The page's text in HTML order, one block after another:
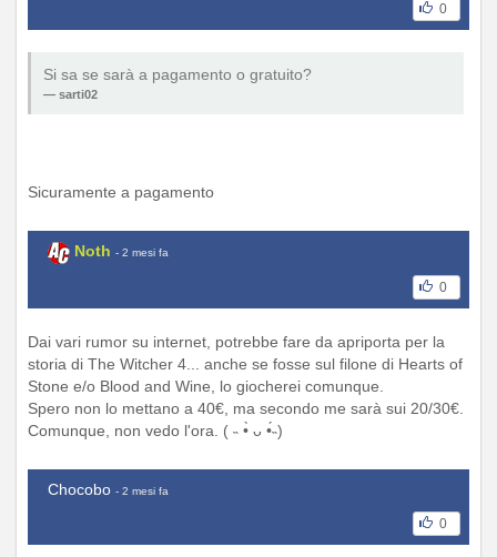
0
Si sa se sarà a pagamento o gratuito?
sarti02
Sicuramente a pagamento
Noth - 2 mesi fa
0
Dai vari rumor su internet, potrebbe fare da apriporta per la
storia di The Witcher 4... anche se fosse sul filone di Hearts of
Stone e/o Blood and Wine, lo giocherei comunque.
Spero non lo mettano a 40€, ma secondo me sarà sui 20/30€.
Comunque, non vedo l'ora. ( ˵ •̀ ᴗ •́˵)
Chocobo - 2 mesi fa
0